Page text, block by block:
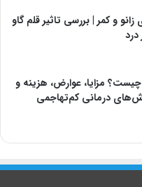
و کمر | بررسی تاثیر قلم گاو
درد
چیست؟ مزایا، عوارض، هزینه و
درمانی کم‌تهاجمی